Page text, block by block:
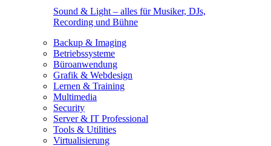
Sound & Light – alles für Musiker, DJs,
Recording und Bühne
Backup & Imaging
Betriebssysteme
Büroanwendung
Grafik & Webdesign
Lernen & Training
Multimedia
Security
Server & IT Professional
Tools & Utilities
Virtualisierung